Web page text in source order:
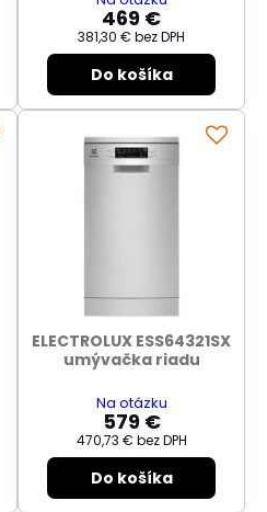
469 €
381,30 € bez DPH
Do košíka
ELECTROLUX ESS64321SX
umývačka riadu
Na otázku
579 €
470,73 € bez DPH
Do košíka